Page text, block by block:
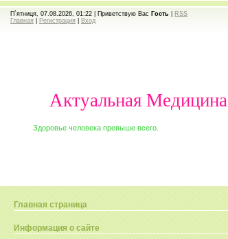
П`ятниця, 07.08.2026, 01:22 | Приветствую Вас Гость
RSS
Главная
Регистрация Вход
Актуальная Медицина
Здоровье человека превыше всего.
Главная страница
Информация о сайте